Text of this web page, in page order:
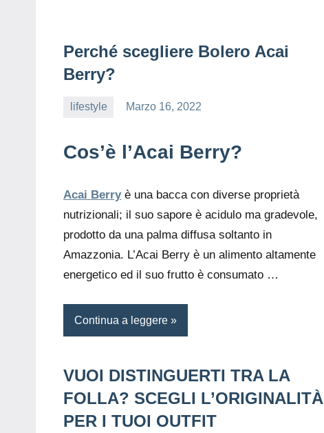
Perché scegliere Bolero Acai
Berry?
lifestyle
Marzo 16, 2022
Cos’è l’Acai Berry?
Acai Berryè una bacca con diverse proprietà
nutrizionali; il suo sapore è acidulo ma gradevole,
prodotto da una palma diffusa soltanto in
Amazzonia. L’Acai Berry è un alimento altamente
energetico ed il suo frutto è consumato …
Continua a leggere
VUOI DISTINGUERTI TRA LA
FOLLA? SCEGLI L’ORIGINALITÀ
PER I TUOI OUTFIT